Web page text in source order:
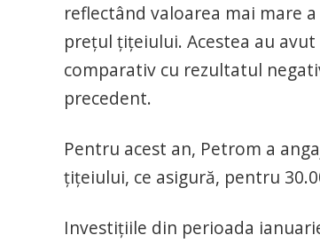
reflectând valoarea mai mare
preţul ţiţeiului. Acestea au
comparativ cu rezultatul
precedent.
Pentru acest an, Petrom a
ţiţeiului, ce asigură, pentru
Investiţiile din perioada